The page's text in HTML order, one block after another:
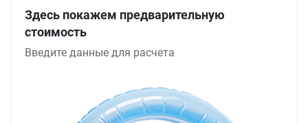
Здесь покажем предварительную
стоимость
Введите данные для расчета